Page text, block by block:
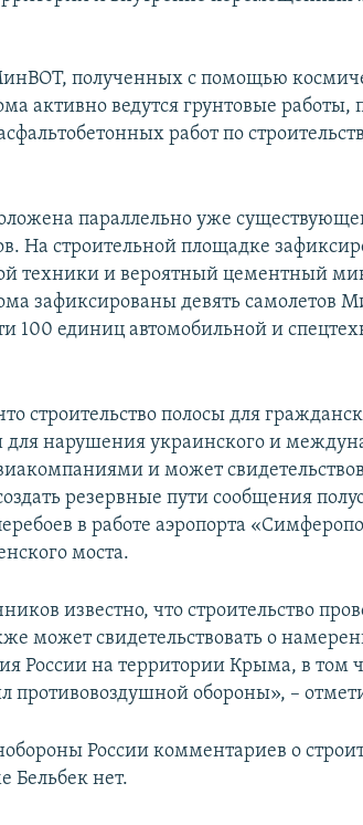
полученных с помощью
активно ведутся грунтовые работы,
работ по
параллельно уже
На строительной площадке
техники и вероятный цементный
зафиксированы девять самолетов
100 единиц автомобильной и
строительство полосы для
нарушения украинского и
и может
резервные пути сообщения
в работе аэропорта
моста.
известно, что строительство
может свидетельствовать о
России на территории Крыма, в том
противовоздушной обороны», –
России комментариев о
Бельбек нет.